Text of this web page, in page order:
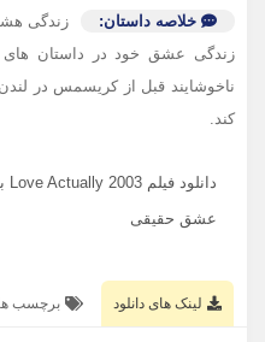
خلاصه داستان:
زندگی
زندگی عشق خود در داستان
ناخوشایند قبل از کریسمس در
کند.
دانلود فیلم Love Actually 2003 با زیرنویس فارسی چسبیده
عشق حقیقی
لینک های دانلود برچسب